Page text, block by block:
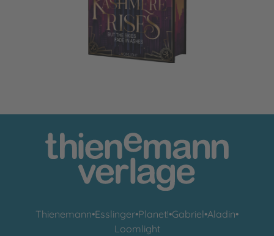
Thienemann•Esslinger•Planet!•Gabriel•Aladin•
Loomlight